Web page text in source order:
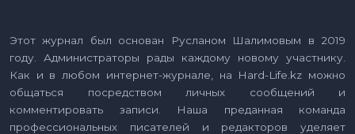
Этот журнал был основан Русланом Шалимовым в 2019
году. Администраторы рады каждому новому участнику.
Как и в любом интернет-журнале, на Hard-Life.kz можно
общаться посредством личных сообщений и
комментировать записи. Наша преданная команда
профессиональных писателей и редакторов уделяет